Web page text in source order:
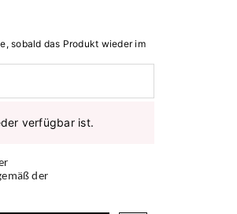
sobald das Produkt wieder im
verfügbar ist.
der